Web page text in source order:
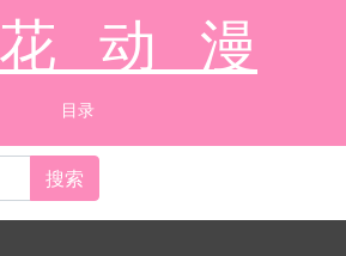
动 漫
目录
搜索